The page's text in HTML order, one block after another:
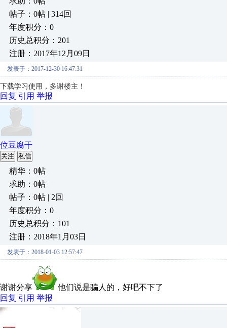
帖子：0帖 | 314回
年度积分：0
历史总积分：201
注册：2017年12月09日
发表于：2017-12-30 16:47:31
下载学习使用，多谢楼主！
回复 引用 举报
位豆腐干
关注 私信
精华：0帖
求助：0帖
帖子：0帖 | 2回
年度积分：0
历史总积分：101
注册：2018年1月03日
发表于：2018-01-03 12:57:47
谢谢分享
他们说是骗人的，好吧不下了
回复 引用 举报